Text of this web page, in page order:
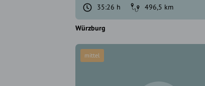
35:26 h
496,5 km
Würzburg
mittel